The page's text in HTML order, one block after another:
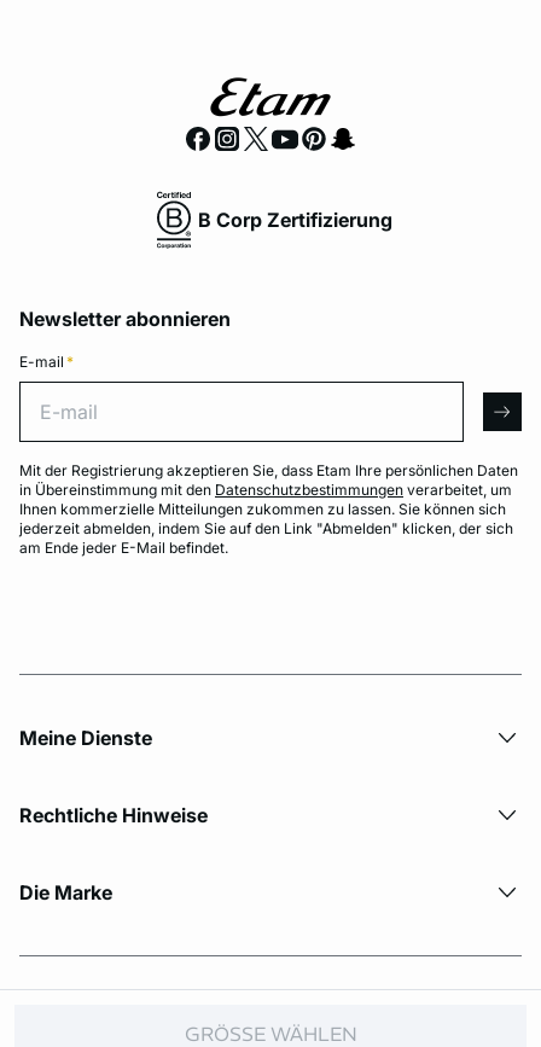
GRÖSSE WÄHLEN
B Corp Zertifizierung
Newsletter abonnieren
E-mail *
Mit der Registrierung akzeptieren Sie, dass Etam Ihre persönlichen Daten
in Übereinstimmung mit den Datenschutzbestimmungen verarbeitet, um
Ihnen kommerzielle Mitteilungen zukommen zu lassen. Sie können sich
jederzeit abmelden, indem Sie auf den Link "Abmelden" klicken, der sich
am Ende jeder E-Mail befindet.
Meine Dienste
Rechtliche Hinweise
Die Marke